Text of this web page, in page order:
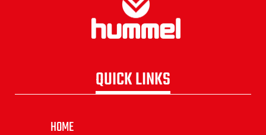
QUICK LINKS
HOME